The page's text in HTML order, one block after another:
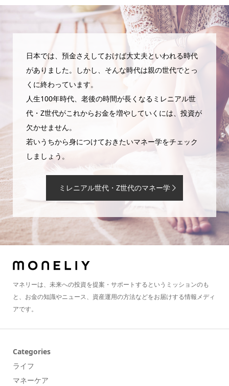
日本では、預金さえしておけば大丈夫といわれる時代
がありました。しかし、そんな時代は親の世代でとっ
くに終わっています。
人生100年時代、老後の時間が長くなるミレニアル世
代・Z世代がこれからお金を増やしていくには、投資が
欠かせません。
若いうちから身につけておきたいマネー学をチェック
しましょう。
ミレニアル世代・Z世代のマネー学
マネリーは、未来への投資を提案・サポートするというミッションのも
と、お金の知識やニュース、資産運用の方法などをお届けする情報メディ
アです。
Categories
ライフ
マネーケア